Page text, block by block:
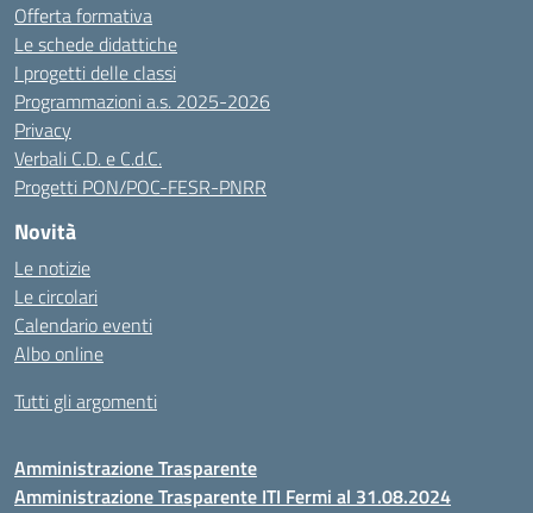
Offerta formativa
Le schede didattiche
I progetti delle classi
Programmazioni a.s. 2025-2026
Privacy
Verbali C.D. e C.d.C.
Progetti PON/POC-FESR-PNRR
Novità
Le notizie
Le circolari
Calendario eventi
Albo online
Tutti gli argomenti
Amministrazione Trasparente
Amministrazione Trasparente ITI Fermi al 31.08.2024